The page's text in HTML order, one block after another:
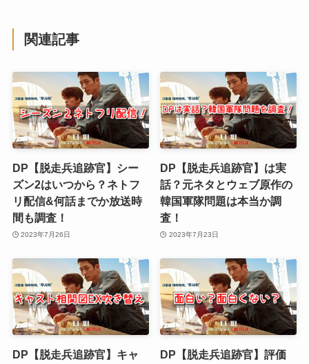
関連記事
DP【脱走兵追跡官】シー
ズン2はいつから？ネトフ
リ配信&何話までか放送時
間も調査！
2023年7月26日
DP【脱走兵追跡官】は実
話？元ネタとウェブ原作の
韓国軍隊問題は本当か調
査！
2023年7月23日
DP【脱走兵追跡官】キャ
DP【脱走兵追跡官】評価